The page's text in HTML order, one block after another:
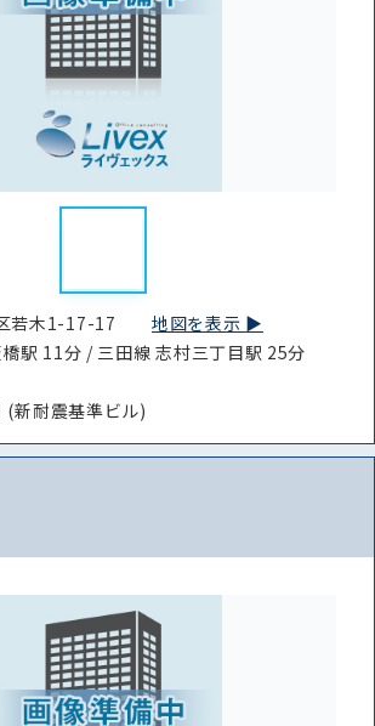
区若木1-17-17地図を表示 ▶︎
駅 11分 / 三田線 志村三丁目駅 25分
(新耐震基準ビル)